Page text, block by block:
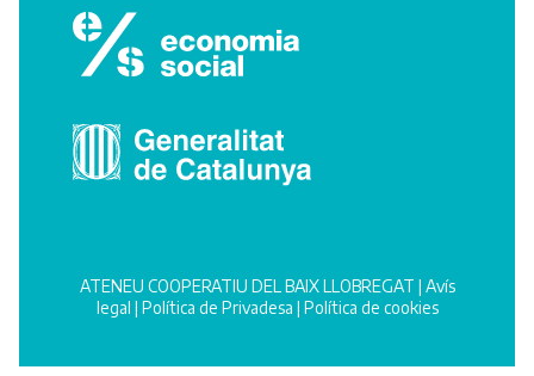
ATENEU COOPERATIU DEL BAIX LLOBREGAT | Avís
legal | Política de Privadesa | Política de cookies